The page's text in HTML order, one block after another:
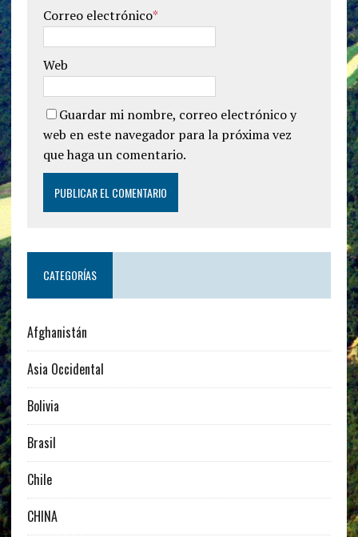
Correo electrónico*
Web
Guardar mi nombre, correo electrónico y
web en este navegador para la próxima vez
que haga un comentario.
CATEGORÍAS
Afghanistán
Asia Occidental
Bolivia
Brasil
Chile
CHINA